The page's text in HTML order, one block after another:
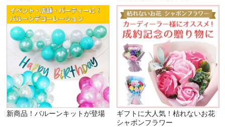
新商品！バルーンキットが登場
ギフトに大人気！枯れないお花
シャボンフラワー